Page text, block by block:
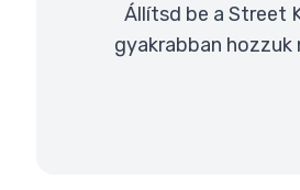
Állítsd be a Street
gyakrabban